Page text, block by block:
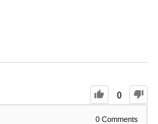
0
0 Comments